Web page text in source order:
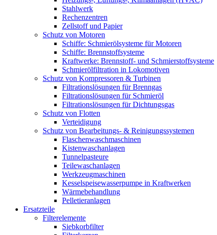
Stahlwerk
Rechenzentren
Zellstoff und Papier
Schutz von Motoren
Schiffe: Schmierölsysteme für Motoren
Schiffe: Brennstoffsysteme
Kraftwerke: Brennstoff- und Schmierstoffsysteme
Schmierölfiltration in Lokomotiven
Schutz von Kompressoren & Turbinen
Filtrationslösungen für Brenngas
Filtrationslösungen für Schmieröl
Filtrationslösungen für Dichtungsgas
Schutz von Flotten
Verteidigung
Schutz von Bearbeitungs- & Reinigungssystemen
Flaschenwaschmaschinen
Kistenwaschanlagen
Tunnelpasteure
Teilewaschanlagen
Werkzeugmaschinen
Kesselspeisewasserpumpe in Kraftwerken
Wärmebehandlung
Pelletieranlagen
Ersatzteile
Filterelemente
Siebkorbfilter